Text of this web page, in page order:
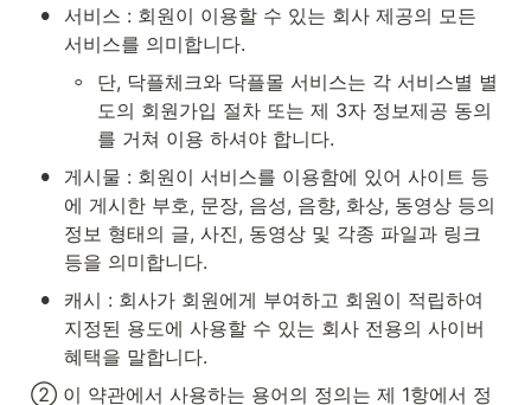
• 서비스 : 회원이 이용할 수 있는 회사 제공의 모든
서비스를 의미합니다.
◦
단, 닥플체크와 닥플몰 서비스는 각 서비스별 별
도의 회원가입 절차 또는 제 3자 정보제공 동의
를 거쳐 이용 하셔야 합니다.
•
게시물 : 회원이 서비스를 이용함에 있어 사이트 등
에 게시한 부호, 문장, 음성, 음향, 화상, 동영상 등의
정보 형태의 글, 사진, 동영상 및 각종 파일과 링크
등을 의미합니다.
•
캐시 : 회사가 회원에게 부여하고 회원이 적립하여
지정된 용도에 사용할 수 있는 회사 전용의 사이버
혜택을 말합니다.
② 이 약관에서 사용하는 용어의 정의는 제 1항에서 정